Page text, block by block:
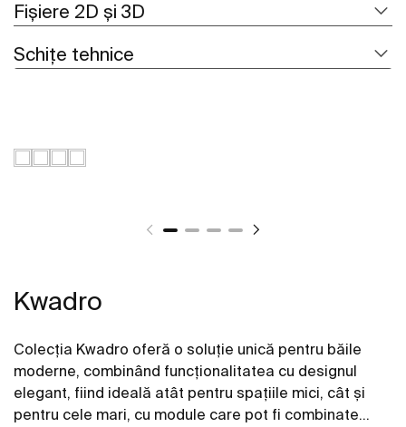
Fișiere 2D și 3D
Schițe tehnice
Kwadro
Colecția Kwadro oferă o soluție unică pentru băile
moderne, combinând funcționalitatea cu designul
elegant, fiind ideală atât pentru spațiile mici, cât și
pentru cele mari, cu module care pot fi combinate